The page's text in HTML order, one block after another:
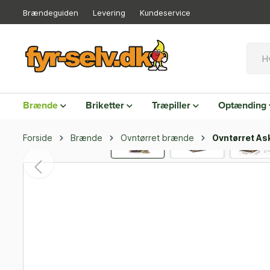
Brændeguiden Levering Kundeservice
Brænde Briketter Træpiller Optænding
Forside Brænde Ovntørret brænde Ovntørret